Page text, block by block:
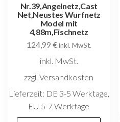
Nr.39,Angelnetz,Cast
Net,Neustes Wurfnetz
Model mit
4,88m,Fischnetz
124,99 €inkl. MwSt.
inkl. MwSt.
zzgl. Versandkosten
Lieferzeit: DE 3-5 Werktage,
EU 5-7 Werktage